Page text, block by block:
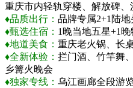
重庆市内轻轨穿楼、解放碑、
♦品质出行： 品牌专属2+1陆
♦甄选住宿： 1晚当地五星+1
♦地道美食： 重庆老火锅、长
♦全新体验： 拦门酒、竹竿舞
乡篝火晚会
♦独家专线： 乌江画廊全段游